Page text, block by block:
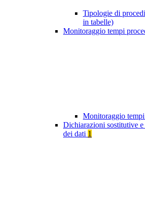
Tipologie di
in tabelle)
Monitoraggio tempi
Monitoraggio
Dichiarazioni sostitutive
dei dati 1